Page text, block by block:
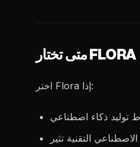
متى تختار FLORA
اختر Flora إذا:
توليد ذكاء اصطناعي
التقنية تثير